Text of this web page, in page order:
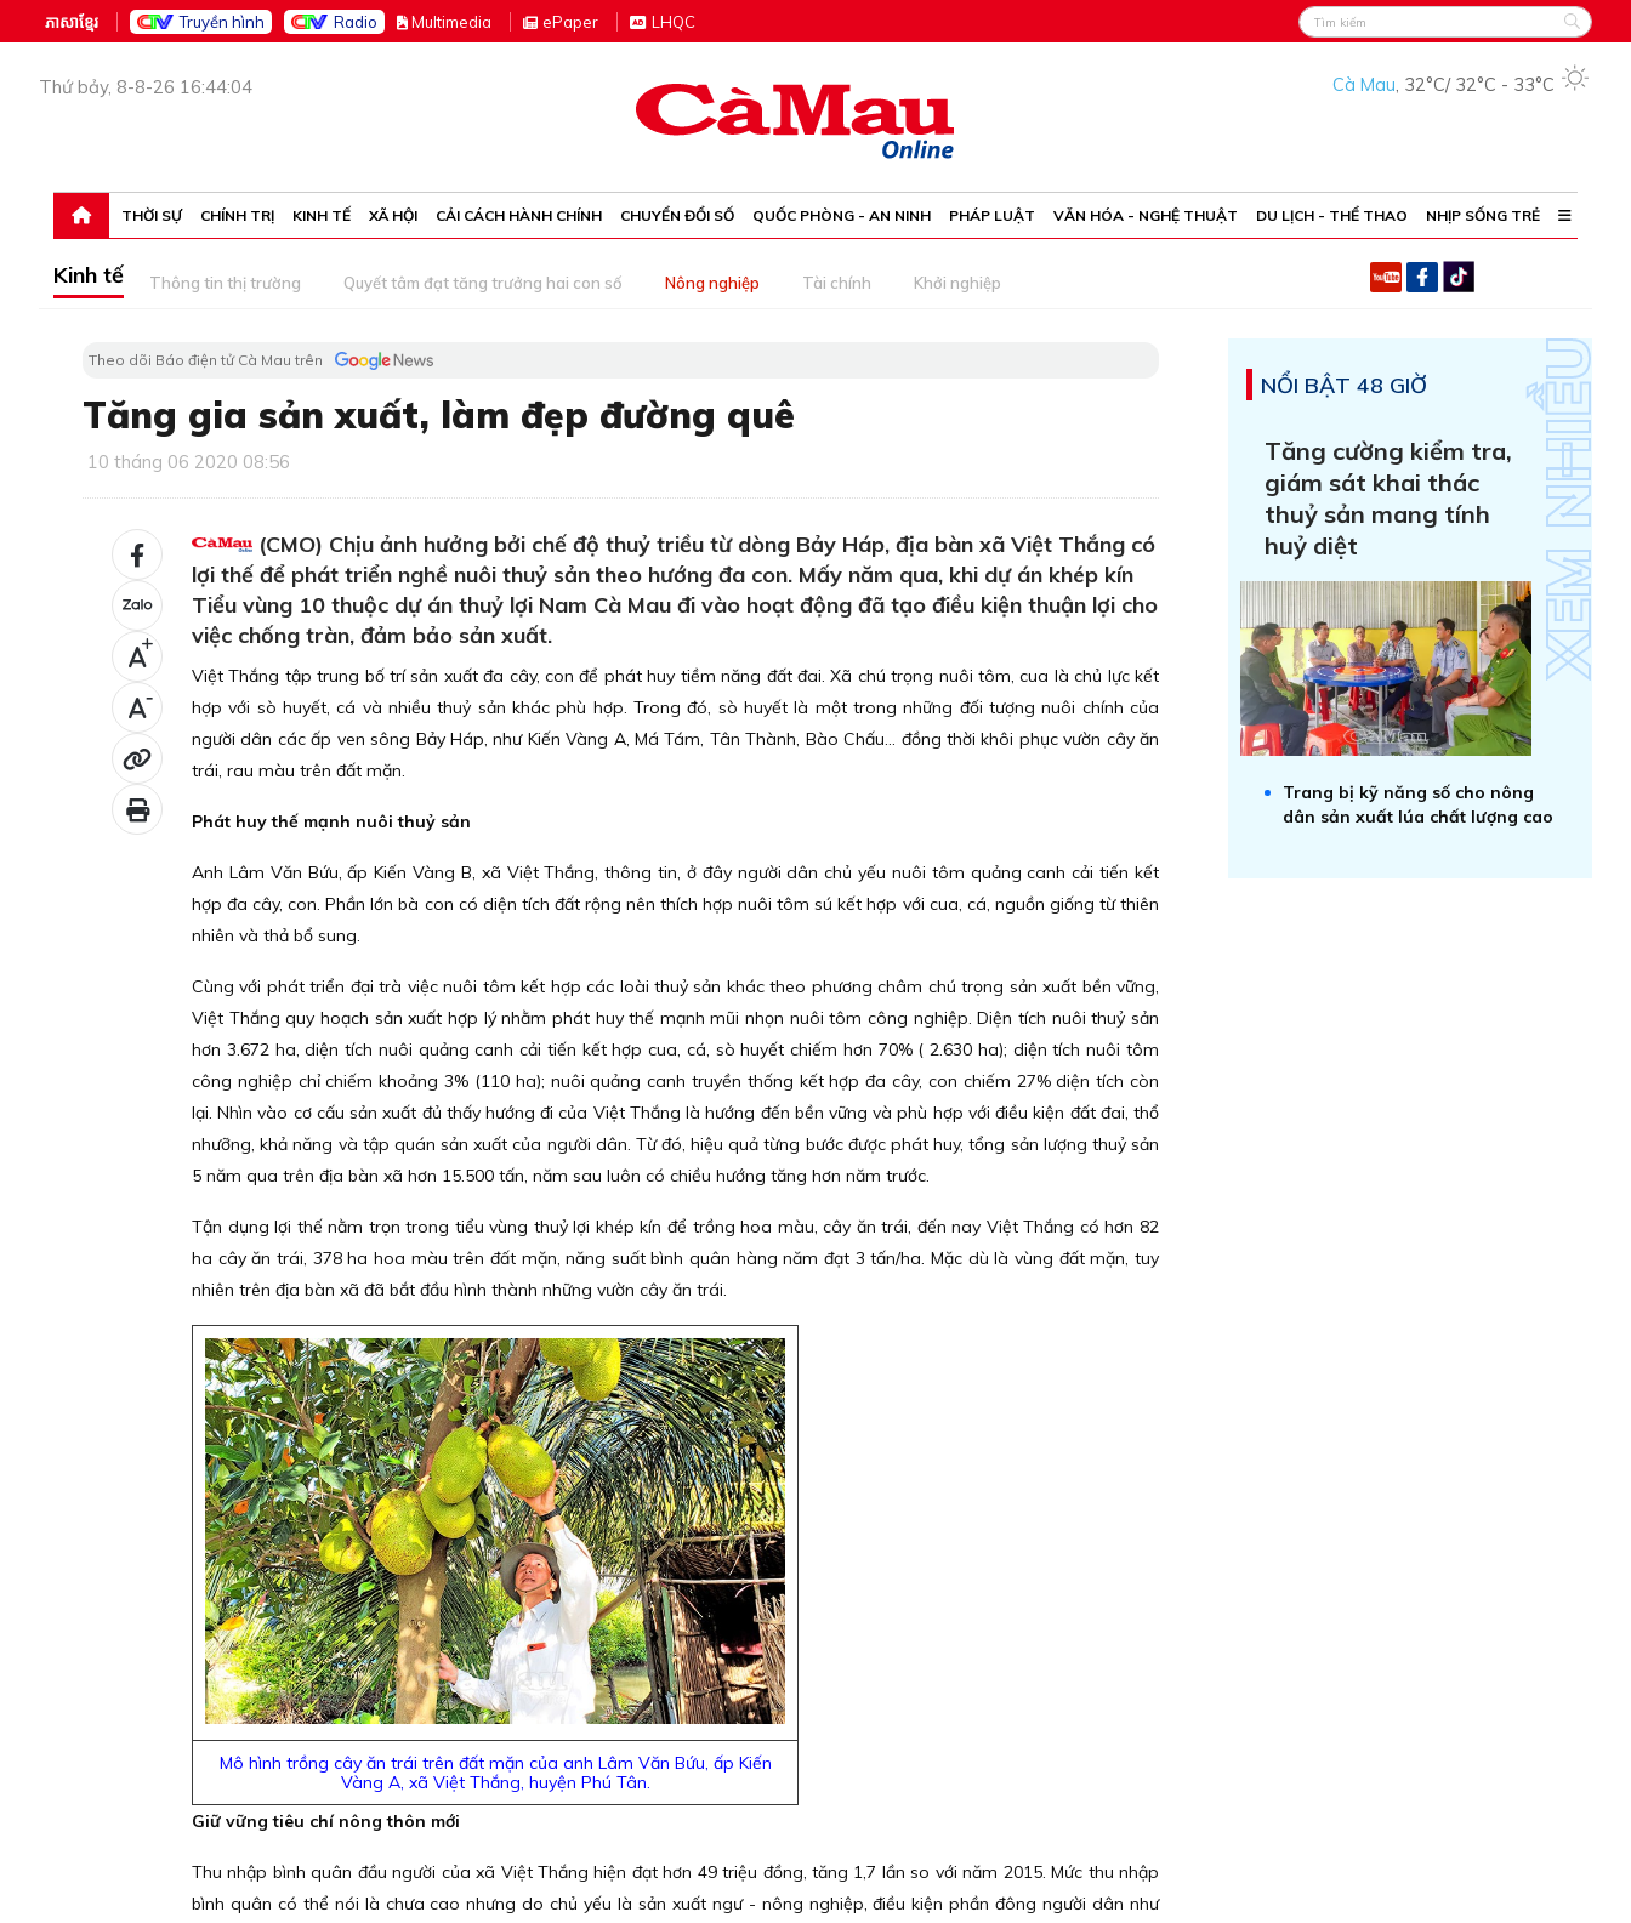
ភាសាខ្មែរ Truyền hình Radio Multimedia ePaper LHQC
Thứ bảy, 8-8-26 16:44:04 Cà Mau, 32°C/ 32°C - 33°C
THỜI SỰ CHÍNH TRỊ KINH TẾ XÃ HỘI CẢI CÁCH HÀNH CHÍNH CHUYỂN ĐỔI SỐ QUỐC PHÒNG - AN NINH PHÁP LUẬT VĂN HÓA - NGHỆ THUẬT DU LỊCH - THỂ THAO NHỊP SỐNG TRẺ
Kinh tế Thông tin thị trường Quyết tâm đạt tăng trưởng hai con số Nông nghiệp Tài chính Khởi nghiệp
Theo dõi Báo điện tử Cà Mau trên
Tăng gia sản xuất, làm đẹp đường quê
10 tháng 06 2020 08:56
+
-
(CMO) Chịu ảnh hưởng bởi chế độ thuỷ triều từ dòng Bảy Háp, địa bàn xã Việt Thắng có
lợi thế để phát triển nghề nuôi thuỷ sản theo hướng đa con. Mấy năm qua, khi dự án khép kín
Tiểu vùng 10 thuộc dự án thuỷ lợi Nam Cà Mau đi vào hoạt động đã tạo điều kiện thuận lợi cho
việc chống tràn, đảm bảo sản xuất.
Việt Thắng tập trung bố trí sản xuất đa cây, con để phát huy tiềm năng đất đai. Xã chú trọng nuôi tôm, cua là chủ lực kết
hợp với sò huyết, cá và nhiều thuỷ sản khác phù hợp. Trong đó, sò huyết là một trong những đối tượng nuôi chính của
người dân các ấp ven sông Bảy Háp, như Kiến Vàng A, Má Tám, Tân Thành, Bào Chấu… đồng thời khôi phục vườn cây ăn
trái, rau màu trên đất mặn.
Phát huy thế mạnh nuôi thuỷ sản
Anh Lâm Văn Bứu, ấp Kiến Vàng B, xã Việt Thắng, thông tin, ở đây người dân chủ yếu nuôi tôm quảng canh cải tiến kết
hợp đa cây, con. Phần lớn bà con có diện tích đất rộng nên thích hợp nuôi tôm sú kết hợp với cua, cá, nguồn giống từ thiên
nhiên và thả bổ sung.
Cùng với phát triển đại trà việc nuôi tôm kết hợp các loài thuỷ sản khác theo phương châm chú trọng sản xuất bền vững,
Việt Thắng quy hoạch sản xuất hợp lý nhằm phát huy thế mạnh mũi nhọn nuôi tôm công nghiệp. Diện tích nuôi thuỷ sản
hơn 3.672 ha, diện tích nuôi quảng canh cải tiến kết hợp cua, cá, sò huyết chiếm hơn 70% ( 2.630 ha); diện tích nuôi tôm
công nghiệp chỉ chiếm khoảng 3% (110 ha); nuôi quảng canh truyền thống kết hợp đa cây, con chiếm 27% diện tích còn
lại. Nhìn vào cơ cấu sản xuất đủ thấy hướng đi của Việt Thắng là hướng đến bền vững và phù hợp với điều kiện đất đai, thổ
nhưỡng, khả năng và tập quán sản xuất của người dân. Từ đó, hiệu quả từng bước được phát huy, tổng sản lượng thuỷ sản
5 năm qua trên địa bàn xã hơn 15.500 tấn, năm sau luôn có chiều hướng tăng hơn năm trước.
Tận dụng lợi thế nằm trọn trong tiểu vùng thuỷ lợi khép kín để trồng hoa màu, cây ăn trái, đến nay Việt Thắng có hơn 82
ha cây ăn trái, 378 ha hoa màu trên đất mặn, năng suất bình quân hàng năm đạt 3 tấn/ha. Mặc dù là vùng đất mặn, tuy
nhiên trên địa bàn xã đã bắt đầu hình thành những vườn cây ăn trái.
Mô hình trồng cây ăn trái trên đất mặn của anh Lâm Văn Bứu, ấp Kiến
Vàng A, xã Việt Thắng, huyện Phú Tân.
Giữ vững tiêu chí nông thôn mới
Thu nhập bình quân đầu người của xã Việt Thắng hiện đạt hơn 49 triệu đồng, tăng 1,7 lần so với năm 2015. Mức thu nhập
bình quân có thể nói là chưa cao nhưng do chủ yếu là sản xuất ngư - nông nghiệp, điều kiện phần đông người dân như
NỔI BẬT 48 GIỜ
Tăng cường kiểm tra,
giám sát khai thác
thuỷ sản mang tính
huỷ diệt
Trang bị kỹ năng số cho nông
dân sản xuất lúa chất lượng cao